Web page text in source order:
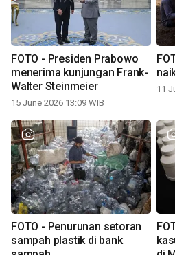
FOTO - Presiden Prabowo
menerima kunjungan Frank-
Walter Steinmeier
15 June 2026 13:09 WIB
11
FOTO - Penurunan setoran
sampah plastik di bank